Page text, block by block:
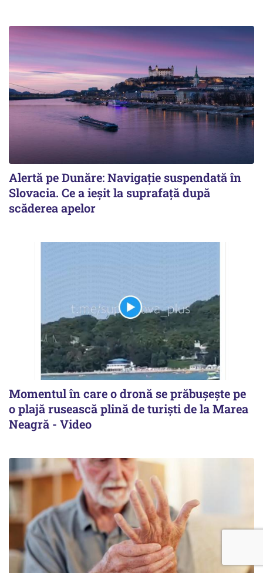
Alertă pe Dunăre: Navigație suspendată în
Slovacia. Ce a ieșit la suprafață după
scăderea apelor
Momentul în care o dronă se prăbușește pe
o plajă rusească plină de turiști de la Marea
Neagră - Video